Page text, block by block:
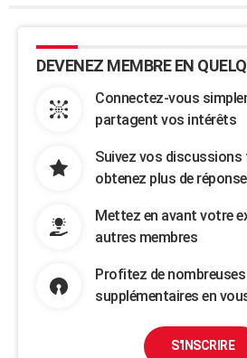
DEVENEZ MEMBRE EN
Connectez-vous
partagent vos intérêts
Suivez vos
obtenez plus de
Mettez en avant votre
autres membres
Profitez de
supplémentaires en
S'INSCRIRE